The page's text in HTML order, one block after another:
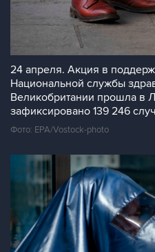
24 апреля. Акция в
Национальной службы
Великобритании прошла в
зафиксировано 139 246
Фото: EPA/Vostock-photo